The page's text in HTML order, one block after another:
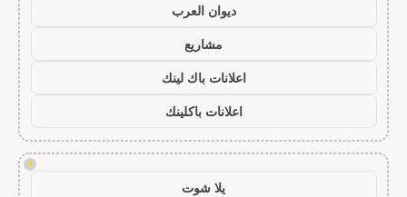
ديوان العرب
مشاريع
اعلانات باك لينك
اعلانات باكلينك
!
يلا شوت